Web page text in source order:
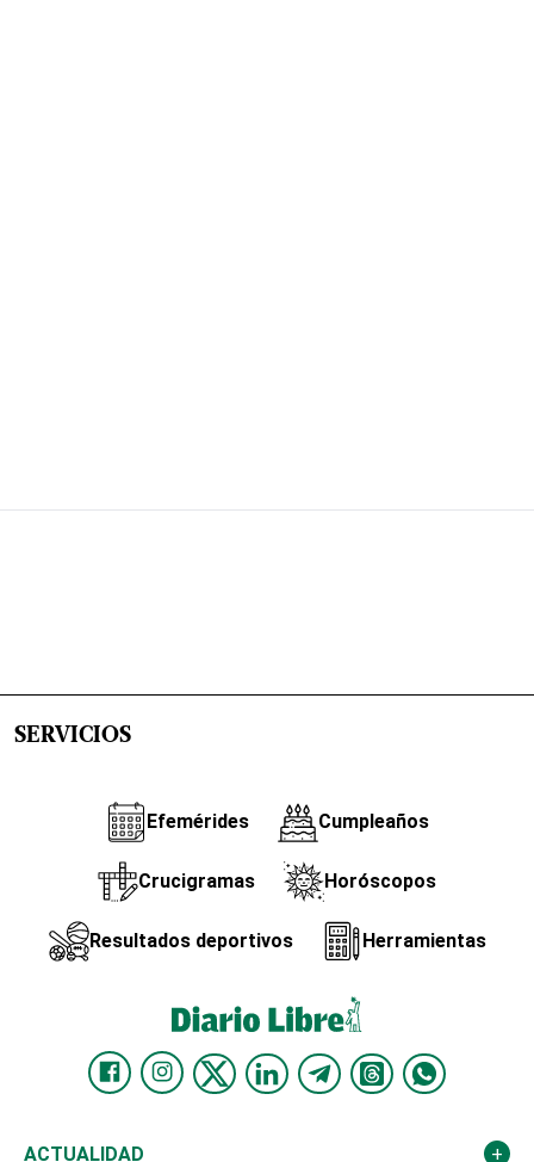
SERVICIOS
Efemérides Cumpleaños
Crucigramas Horóscopos
Resultados deportivos Herramientas
ACTUALIDAD